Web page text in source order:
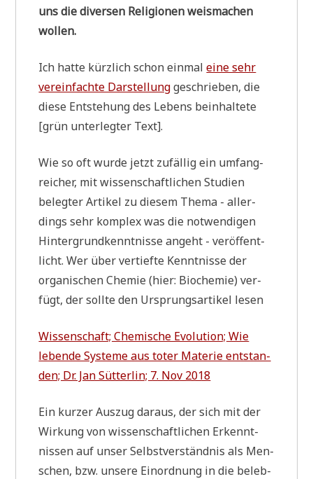
uns die diver­sen Reli­gio­nen weis­ma­chen
wollen.
Ich hat­te kürz­lich schon ein­maleine sehr
ver­ein­fach­te Dar­stel­lunggeschrie­ben, die
die­se Ent­ste­hung des Lebens beinhal­te­te
[grün unter­leg­ter Text].
Wie so oft wur­de jetzt zufäl­lig ein umfang­
rei­cher, mit wis­sen­schaft­li­chen Stu­di­en
beleg­ter Arti­kel zu die­sem The­ma - aller­
dings sehr kom­plex was die not­wen­di­gen
Hin­ter­grund­kennt­nis­se angeht - ver­öf­fent­
licht. Wer über ver­tief­te Kennt­nis­se der
orga­ni­schen Che­mie (hier: Bio­che­mie) ver­
fügt, der soll­te den Ursprungs­ar­ti­kel lesen
Wis­sen­schaft; Che­mi­sche Evo­lu­ti­on; Wie
leben­de Syste­me aus toter Mate­rie ent­stan­
den; Dr. Jan Süt­ter­lin; 7. Nov 2018
Ein kur­zer Aus­zug dar­aus, der sich mit der
Wir­kung von wis­sen­schaft­li­chen Erkennt­
nis­sen auf unser Selbst­ver­ständ­nis als Men­
schen, bzw. unse­re Ein­ord­nung in die beleb­